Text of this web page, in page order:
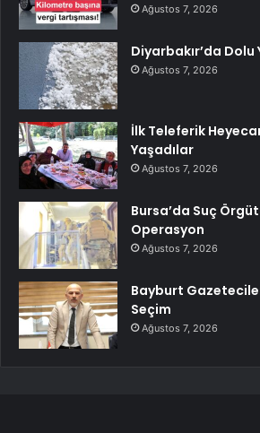
Ağustos 7, 2026
Diyarbakır’da Dolu
Ağustos 7, 2026
İlk Teleferik
Yaşadılar
Ağustos 7, 2026
Bursa’da Suç
Operasyon
Ağustos 7, 2026
Bayburt
Seçim
Ağustos 7, 2026